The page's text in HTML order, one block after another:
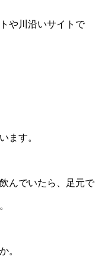
や川沿いサイトで
ます。
んでいたら、足元で
。